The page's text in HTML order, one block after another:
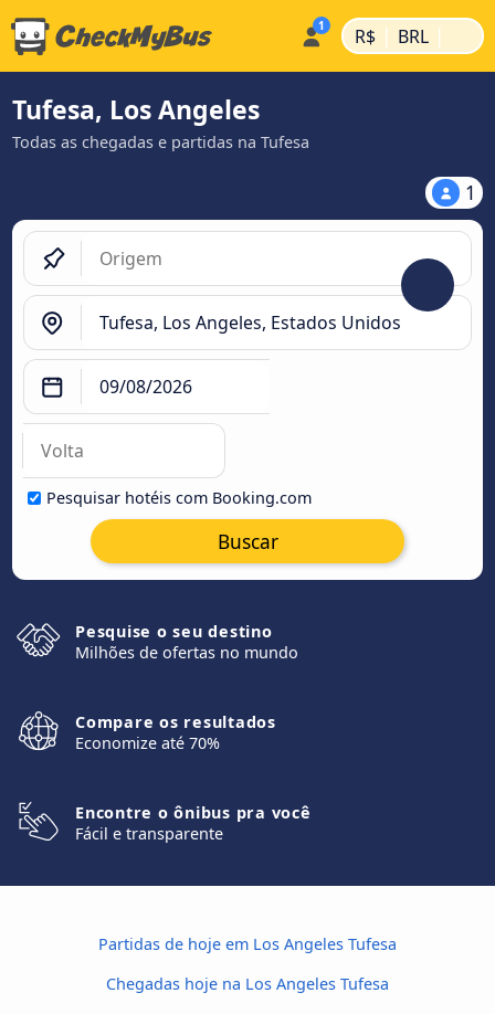
R$ | BRL |
Tufesa, Los Angeles
Todas as chegadas e partidas na Tufesa
1
Pesquisar hotéis com Booking.com
Buscar
Pesquise o seu destino
Milhões de ofertas no mundo
Compare os resultados
Economize até 70%
Encontre o ônibus pra você
Fácil e transparente
Partidas de hoje em Los Angeles Tufesa
Chegadas hoje na Los Angeles Tufesa